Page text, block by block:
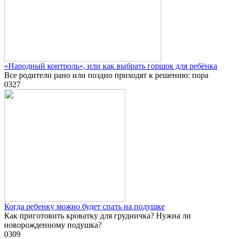
«Народный контроль», или как выбрать горшок для ребёнка
Все родители рано или поздно приходят к решению: пора
0327
Когда ребенку можно будет спать на подушке
Как приготовить кроватку для грудничка? Нужна ли
новорожденному подушка?
0309